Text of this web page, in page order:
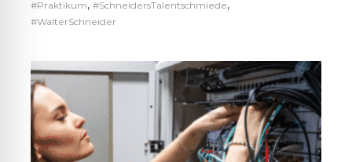
s
s
e
2
#Praktikum, #SchneidersTalentschmiede,
#WalterSchneider